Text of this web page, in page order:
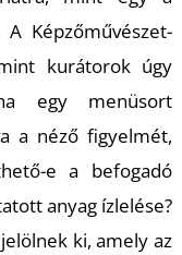
Képzőművészet-
kurátorok úgy
egy menüsort
a néző figyelmét,
e a befogadó
anyag ízlelése?
ki, amely az